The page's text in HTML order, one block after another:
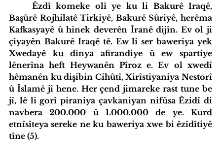
Êzdî komeke olî ye ku li Bakurê Iraqê,
Başûrê Rojhilatê Tirkiyê, Bakurê Sûriyê, herêma
Kafkasyayê û hinek deverên Îranê dijîn. Ev ol ji
çiyayên Bakurê Iraqê tê. Ew li ser baweriya yek
Xwedayê ku dinya afirandiye û ew spartiye
lênerîna heft Heywanên Pîroz e. Ev ol xwedî
hêmanên ku dişibin Cihûtî, Xirîstiyaniya Nestorî
û Îslamê jî hene. Her çend jimareke rast tune be
jî, lê li gorî piraniya çavkaniyan nifûsa Êzidî di
navbera 200.000 û 1.000.000 de ye. Kurd
etnîsîteya sereke ne ku baweriya xwe bi êzîdîtiyê
tîne (5).